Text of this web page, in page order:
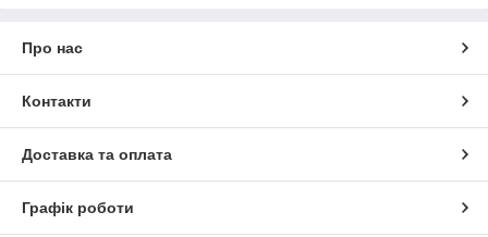
Про нас
Контакти
Доставка та оплата
Графік роботи